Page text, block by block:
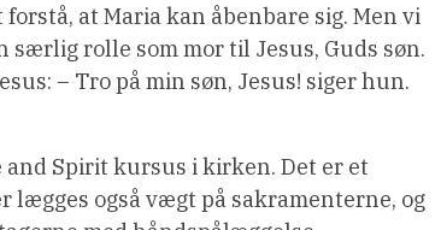
at Maria kan åbenbare sig. Men vi
rolle som mor til Jesus, Guds søn.
– Tro på min søn, Jesus! siger hun.
Spirit kursus i kirken. Det er et
lægges også vægt på sakramenterne, og